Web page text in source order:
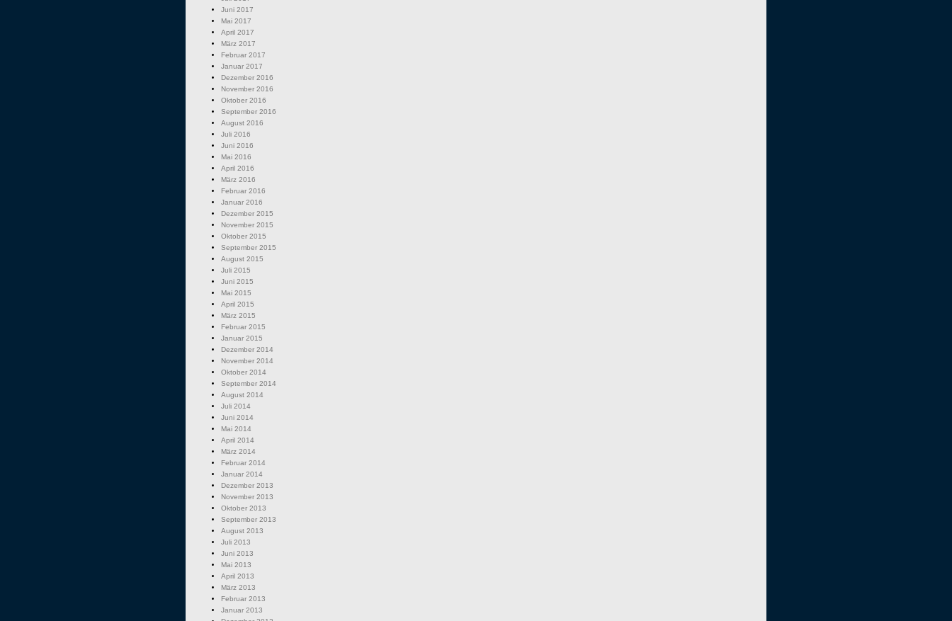
Juni 2017
Mai 2017
April 2017
März 2017
Februar 2017
Januar 2017
Dezember 2016
November 2016
Oktober 2016
September 2016
August 2016
Juli 2016
Juni 2016
Mai 2016
April 2016
März 2016
Februar 2016
Januar 2016
Dezember 2015
November 2015
Oktober 2015
September 2015
August 2015
Juli 2015
Juni 2015
Mai 2015
April 2015
März 2015
Februar 2015
Januar 2015
Dezember 2014
November 2014
Oktober 2014
September 2014
August 2014
Juli 2014
Juni 2014
Mai 2014
April 2014
März 2014
Februar 2014
Januar 2014
Dezember 2013
November 2013
Oktober 2013
September 2013
August 2013
Juli 2013
Juni 2013
Mai 2013
April 2013
März 2013
Februar 2013
Januar 2013